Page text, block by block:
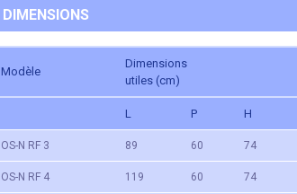
DIMENSIONS
Modèle
Dimensions
utiles (cm)
L P H
OS-N RF 3 89 60 74
OS-N RF 4 119 60 74